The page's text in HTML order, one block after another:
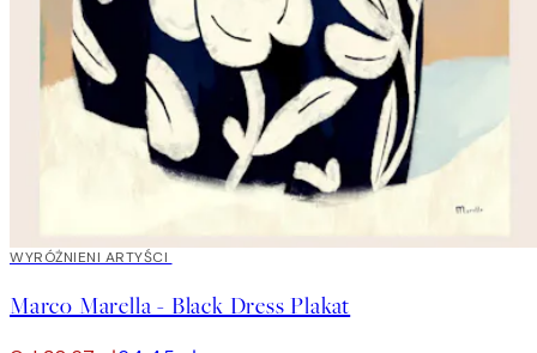
40%*
WYRÓŻNIENI ARTYŚCI
Marco Marella - Black Dress Plakat